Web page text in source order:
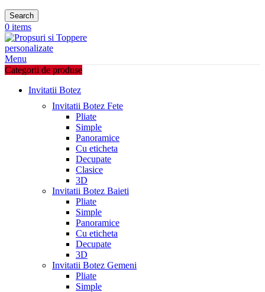
Search
0 items
Menu
Categorii de produse
Invitatii Botez
Invitatii Botez Fete
Pliate
Simple
Panoramice
Cu eticheta
Decupate
Clasice
3D
Invitatii Botez Baieti
Pliate
Simple
Panoramice
Cu eticheta
Decupate
3D
Invitatii Botez Gemeni
Pliate
Simple